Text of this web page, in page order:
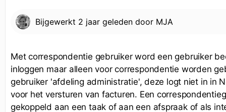
Bijgewerkt 2 jaar geleden door MJA
Met correspondentie gebruiker word een gebruiker
inloggen maar alleen voor correspondentie worden
gebruiker 'afdeling administratie', deze logt niet in in
voor het versturen van facturen. Een
gekoppeld aan een taak of aan een afspraak of als